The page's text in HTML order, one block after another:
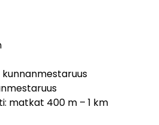
kunnanmestaruus
matkat 400 m – 1 km